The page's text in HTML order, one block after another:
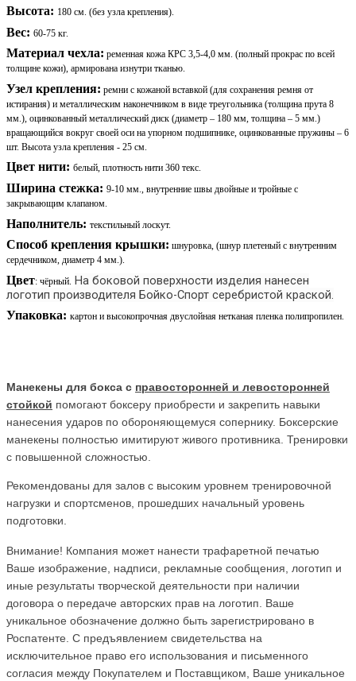
Высота: 180 см. (без узла крепления).
Вес: 60-75 кг.
Материал чехла: ременная кожа КРС 3,5-4,0 мм. (полный прокрас по всей
толщине кожи), армирована изнутри тканью.
Узел крепления: ремни с кожаной вставкой (для сохранения ремня от
истирания) и металлическим наконечником в виде треугольника (толщина прута 8
мм.), оцинкованный металлический диск (диаметр – 180 мм, толщина – 5 мм.)
вращающийся вокруг своей оси на упорном подшипнике, оцинкованные пружины – 6
шт. Высота узла крепления - 25 см.
Цвет нити: белый, плотность нити 360 текс.
Ширина стежка: 9-10 мм., внутренние швы двойные и тройные с
закрывающим клапаном.
Наполнитель: текстильный лоскут.
Способ крепления крышки: шнуровка, (шнур плетеный с внутренним
сердечником, диаметр 4 мм.).
Цвет: чёрный. На боковой поверхности изделия нанесен
логотип производителя Бойко-Спорт серебристой краской.
Упаковка: картон и высокопрочная двуслойная нетканая пленка полипропилен.
Манекены для бокса с правосторонней и левосторонней
стойкой помогают боксеру приобрести и закрепить навыки
нанесения ударов по обороняющемуся сопернику. Боксерские
манекены полностью имитируют живого противника. Тренировки
с повышенной сложностью.
Рекомендованы для залов с высоким уровнем тренировочной
нагрузки и спортсменов, прошедших начальный уровень
подготовки.
Внимание! Компания может нанести трафаретной печатью
Ваше изображение, надписи, рекламные сообщения, логотип и
иные результаты творческой деятельности при наличии
договора о передаче авторских прав на логотип. Ваше
уникальное обозначение должно быть зарегистрировано в
Роспатенте. С предъявлением свидетельства на
исключительное право его использования и письменного
согласия между Покупателем и Поставщиком, Ваше уникальное